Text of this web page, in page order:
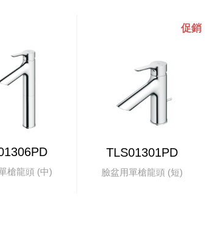
槍龍頭 (中)
TLS01301PD
臉盆用單槍龍頭 (短)